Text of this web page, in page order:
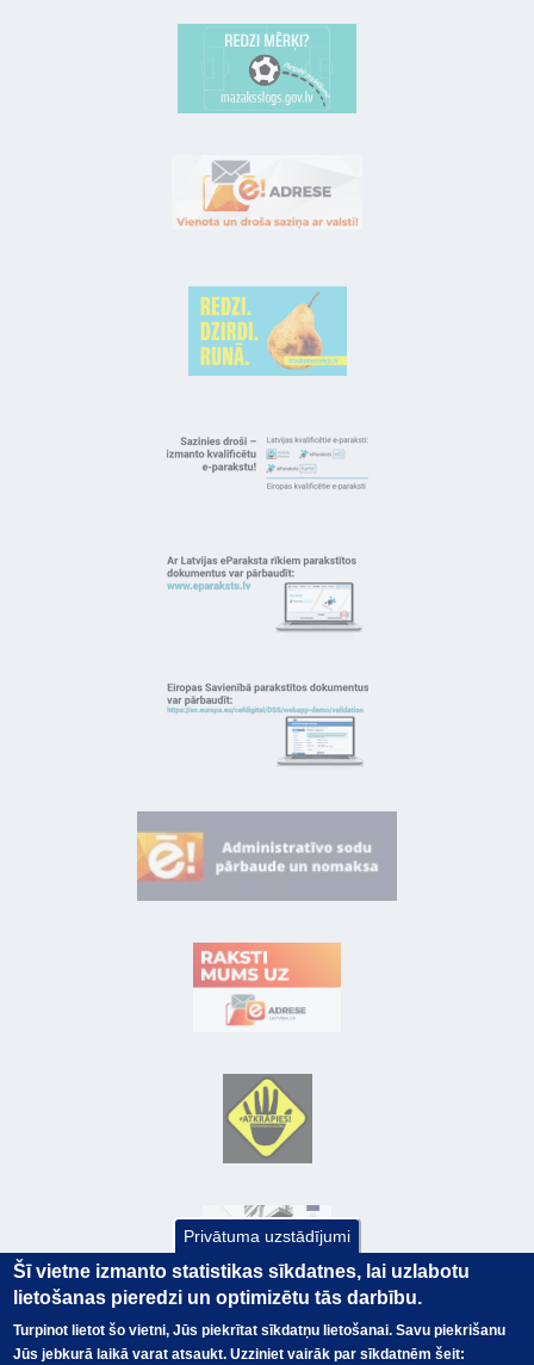
© Valsts kase 2017 EK GRĀMATVEDĪBAS KURSS
Privātuma uzstādījumi
Šī vietne izmanto statistikas sīkdatnes, lai uzlabotu
lietošanas pieredzi un optimizētu tās darbību.
Turpinot lietot šo vietni, Jūs piekrītat sīkdatņu lietošanai. Savu piekrišanu
Jūs jebkurā laikā varat atsaukt. Uzziniet vairāk par sīkdatnēm šeit: